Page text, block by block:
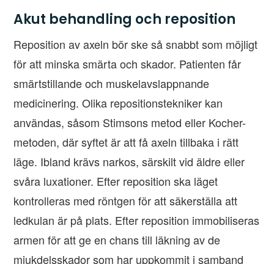
Akut behandling och reposition
Reposition av axeln bör ske så snabbt som möjligt
för att minska smärta och skador. Patienten får
smärtstillande och muskelavslappnande
medicinering. Olika repositionstekniker kan
användas, såsom Stimsons metod eller Kocher-
metoden, där syftet är att få axeln tillbaka i rätt
läge. Ibland krävs narkos, särskilt vid äldre eller
svåra luxationer. Efter reposition ska läget
kontrolleras med röntgen för att säkerställa att
ledkulan är på plats. Efter reposition immobiliseras
armen för att ge en chans till läkning av de
mjukdelsskador som har uppkommit i samband